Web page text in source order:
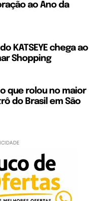
ao Ano da
KATSEYE chega ao
Shopping
que rolou no maior
do Brasil em São